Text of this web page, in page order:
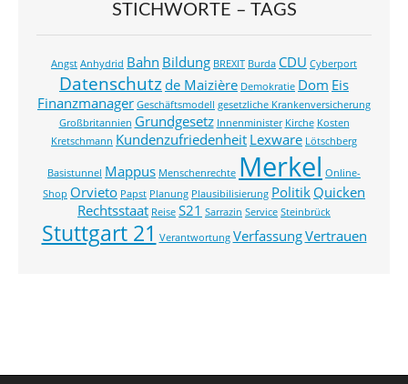
STICHWORTE – TAGS
Angst Anhydrid Bahn Bildung BREXIT Burda CDU Cyberport
Datenschutzde Maizière Demokratie Dom Eis
Finanzmanager Geschäftsmodell gesetzliche Krankenversicherung
Großbritannien Grundgesetz Innenminister Kirche Kosten
Kretschmann KundenzufriedenheitLexware Lötschberg
Basistunnel Mappus Menschenrechte Merkel Online-
Shop Orvieto Papst Planung Plausibilisierung PolitikQuicken
Rechtsstaat Reise S21 Sarrazin Service Steinbrück
Stuttgart 21 Verantwortung VerfassungVertrauen